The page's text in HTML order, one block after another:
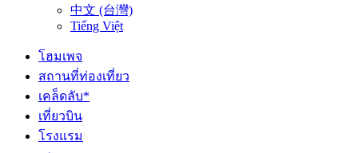
中文 (台灣)
Tiếng Việt
โฮมเพจ
สถานที่ท่องเที่ยว
เคล็ดลับ*
เที่ยวบิน
โรงแรม